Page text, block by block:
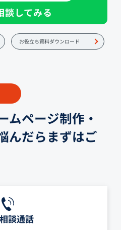
談してみる
お役立ち資料ダウンロード
ムページ制作・
んだらまずはご
談通話